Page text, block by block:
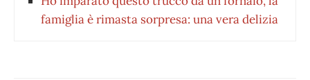
famiglia è rimasta sorpresa: una vera delizia